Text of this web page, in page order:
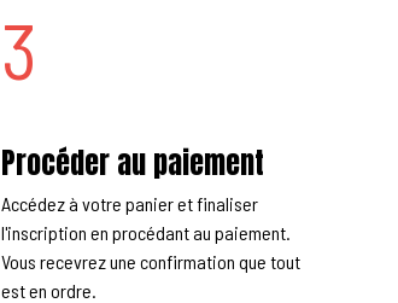
3
Procéder au paiement
Accédez à votre panier et finaliser
l'inscription en procédant au paiement.
Vous recevrez une confirmation que tout
est en ordre.